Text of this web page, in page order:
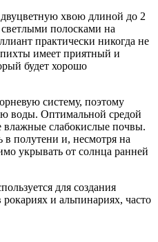
хвою длиной до 2
полосками на
практически никогда не
имеет приятный и
будет хорошо
систему, поэтому
воды. Оптимальной средой
влажные слабокислые почвы.
полутени и, несмотря на
укрывать от солнца ранней
для создания
и альпинариях, часто